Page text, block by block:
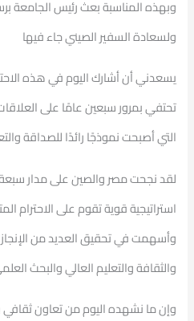
وبهذه المناسبة بعث رئيس الجامعة
ولسعادة السفير الصيني جاء فيها
يسعدني أن أشارك اليوم في هذه
تحتفي بمرور سبعين عامًا على
التي أصبحت نموذجًا رائدًا للصداقة
لقد نجحت مصر والصين على مدار
استراتيجية قوية تقوم على الاحترام
وأسهمت في تحقيق العديد من
والثقافة والتعليم العالي والبحث
وإن ما نشهده اليوم من تعاون